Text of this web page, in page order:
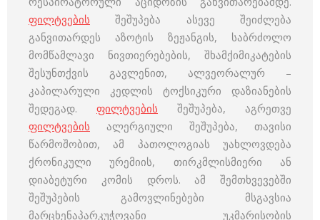
ფილტვების შეშუპება ასევე შეიძლება
განვითარდეს აზოტის ზეჟანგის, საბრძოლო
მომწამლავი ნივთიერებების, შხამქიმიკატების
შესუნთქვის გავლენით, ალვეორალურ –
კაპილარული კედლის ტოქსიკური დაზიანების
შედეგად. ფილტვების შეშუპება, აგრეთვე
ფილტვების ალერგიული შეშუპება, თავისი
წარმოშობით, ამ პათოლოგიას უახლოვდება
ქრონიკული ურემიის, თირკმლისმიერი ან
დიაბეტური კომის დროს. ამ შემთხვევებში
შეშუპების გამოვლინებები მსგავსია
მარცხენაპარკუჭოვანი უკმარისობის